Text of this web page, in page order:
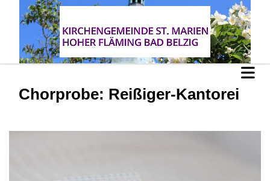
Chorprobe: Reißiger-Kantorei